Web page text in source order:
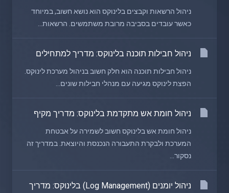
ניהול הרשאות וקבצים בלינוקס הוא נושא חשוב, במיוחד
כאשר עובדים בסביבה מרובת משתמשים. הרשאות...
ניהול חבילות תוכנה בלינוקס: מדריך למתחילים
ניהול חבילות תוכנה הוא חלק חשוב בניהול מערכת לינוקס.
הפצת לינוקס מגיעה עם מנהלי חבילות שונים...
ניהול חומת אש מתקדמת בלינוקס: מדריך מקיף
ניהול חומת אש בלינוקס חשוב לשמירה על אבטחת
המערכת ולבקרת התעבורה הנכנסת והיוצאת. במדריך זה
נסקור...
ניהול יומנים (Log Management) בלינוקס: מדריך